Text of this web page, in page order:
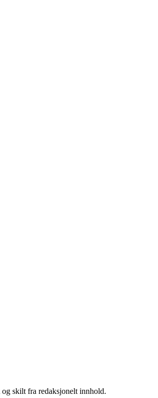
skilt fra redaksjonelt innhold.